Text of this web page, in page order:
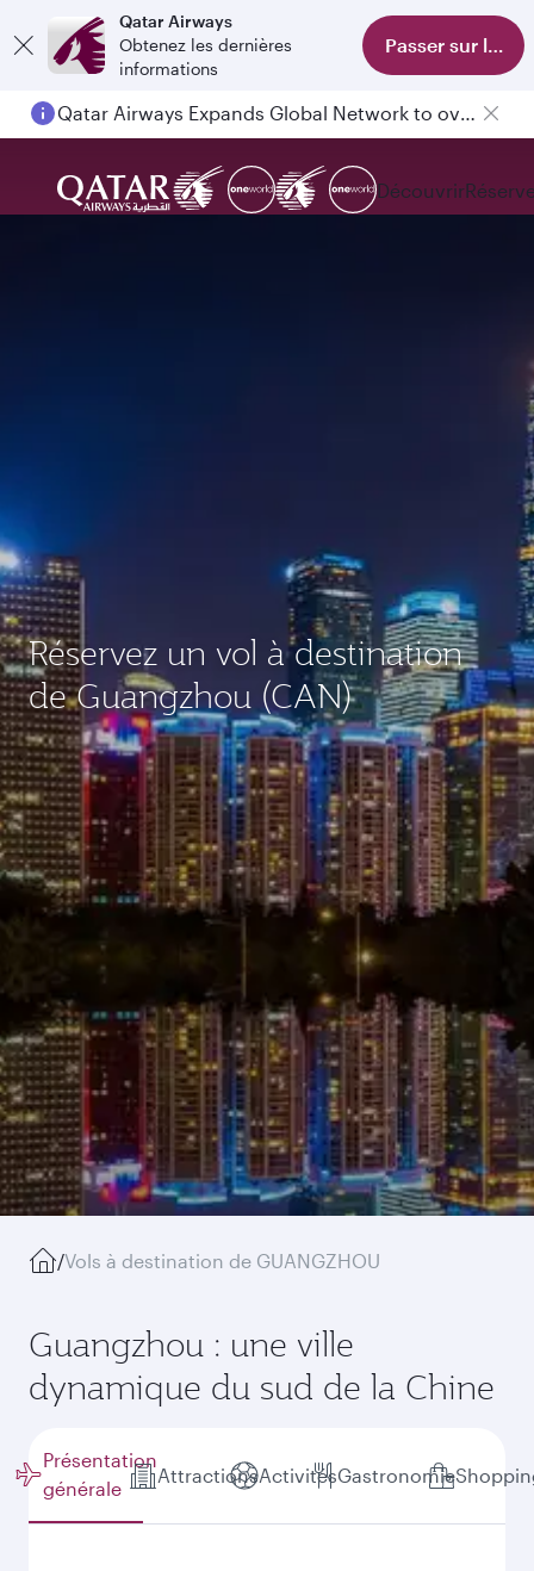
Qatar Airways
Obtenez les dernières
informations
Passer sur
Qatar Airways Expands Global Network to over 160 Destinations
Découvrir
Réservez un vol à destination
de Guangzhou (CAN)
/Vols à destination de GUANGZHOU
Guangzhou : une ville
dynamique du sud de la Chine
Présentation
générale
AttractionsActivitésGastronomie